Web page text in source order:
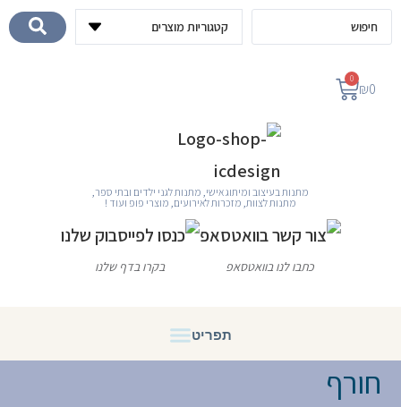
לתוכן
מתנות בעיצוב ומיתוג אישי, מתנות לגני ילדים ובתי ספר,
מתנות לצוות, מזכרות לאירועים, מוצרי פופ ועוד !
כתבו לנו בוואטסאפ בקרו בדף שלנו
₪0
0
חורף